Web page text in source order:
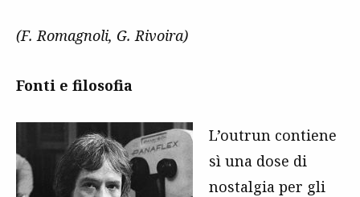
(F. Romagnoli, G. Rivoira)
Fonti e filosofia
L’outrun contiene
sì una dose di
nostalgia per gli